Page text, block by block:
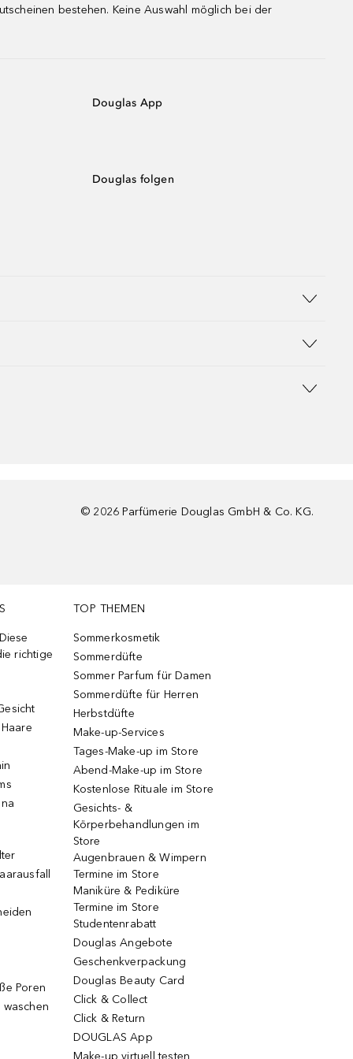
bestehen. Keine Auswahl möglich bei der
Douglas App
Douglas folgen
© 2026 Parfümerie Douglas GmbH & Co. KG.
richtige
Poren
TOP THEMEN
Sommerkosmetik
Sommerdüfte
Sommer Parfum für Damen
Sommerdüfte für Herren
Herbstdüfte
Make-up-Services
Tages-Make-up im Store
Abend-Make-up im Store
Kostenlose Rituale im Store
Gesichts- &
Körperbehandlungen im
Store
Augenbrauen & Wimpern
Termine im Store
Maniküre & Pediküre
Termine im Store
Studentenrabatt
Douglas Angebote
Geschenkverpackung
Douglas Beauty Card
Click & Collect
Click & Return
DOUGLAS App
Make-up virtuell testen